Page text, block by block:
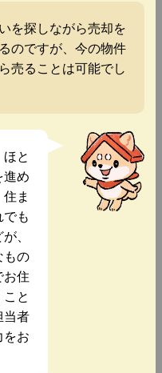
を探しながら売却を
のですが、今の物件
売ることは可能でし
と
め
ま
も
、
もの
住
と
当者
お